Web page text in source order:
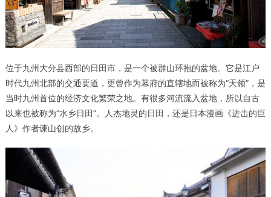
位于九州大分县西部的日田市，是一个被群山环抱的盆地。它是江户
时代九州北部的交通要道，更曾作为幕府的直辖地而被称为“天领”，是
当时九州首位的经济文化繁荣之地。有很多河流流入盆地，所以自古
以来也被称为“水乡日田”。人杰地灵的日田，还是日本漫画《进击的巨
人》作者谏山创的故乡。